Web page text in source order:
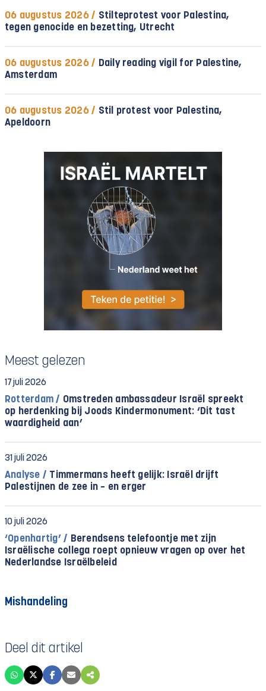
06 augustus 2026 / Stilteprotest voor Palestina,
tegen genocide en bezetting, Utrecht
06 augustus 2026 / Daily reading vigil for Palestine,
Amsterdam
06 augustus 2026 / Stil protest voor Palestina,
Apeldoorn
Meest gelezen
17 juli 2026
Rotterdam / Omstreden ambassadeur Israël spreekt
op herdenking bij Joods Kindermonument: ‘Dit tast
waardigheid aan’
31 juli 2026
Analyse / Timmermans heeft gelijk: Israël drijft
Palestijnen de zee in – en erger
10 juli 2026
‘Openhartig’ / Berendsens telefoontje met zijn
Israëlische collega roept opnieuw vragen op over het
Nederlandse Israëlbeleid
Mishandeling
Deel dit artikel